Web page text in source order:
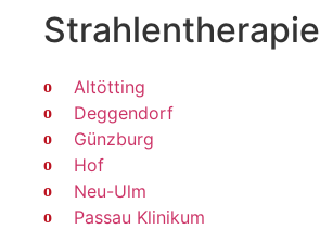
Strahlen­therapie
Altötting
Deggendorf
Günzburg
Hof
Neu-Ulm
Passau Klinikum